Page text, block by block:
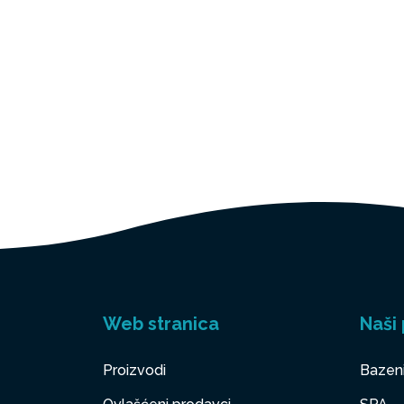
Web stranica
Proizvodi
Naši